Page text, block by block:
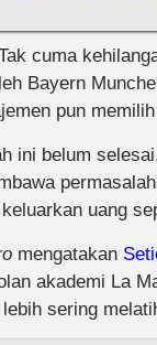
cuma
Bayern
pun
ini belum
uang
mengatakan
akademi La
sering